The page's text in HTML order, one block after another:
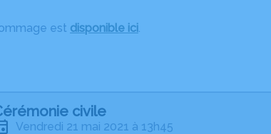
est disponible ici.
civile
vendredi 21 mai 2021 à 13h45